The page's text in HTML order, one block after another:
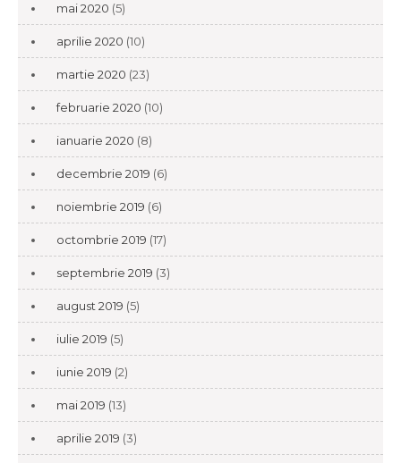
mai 2020 (5)
aprilie 2020 (10)
martie 2020 (23)
februarie 2020 (10)
ianuarie 2020 (8)
decembrie 2019 (6)
noiembrie 2019 (6)
octombrie 2019 (17)
septembrie 2019 (3)
august 2019 (5)
iulie 2019 (5)
iunie 2019 (2)
mai 2019 (13)
aprilie 2019 (3)